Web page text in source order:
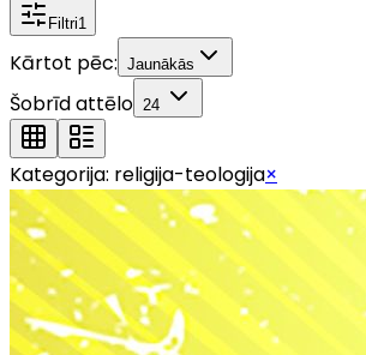
Filtri1
Kārtot pēc: Jaunākās
Šobrīd attēlo 24
Kategorija: religija-teologija×